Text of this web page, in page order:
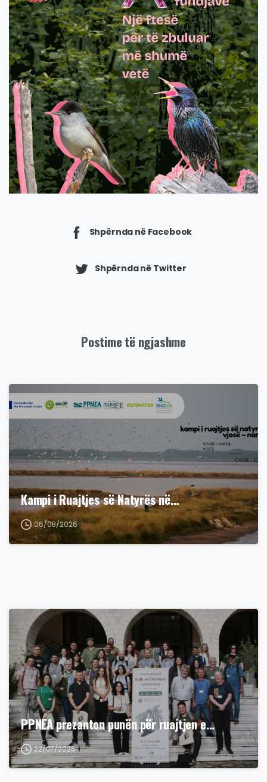
Shpërnda në Facebook
Shpërnda në Twitter
Postime të ngjashme
Kampi i Ruajtjes së Natyrës në…
06/08/2026
PPNEA prezanton punën për ruajtjen e…
22/07/2026